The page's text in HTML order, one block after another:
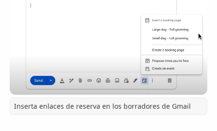
Inserta enlaces de reserva en los borradores de Gmail